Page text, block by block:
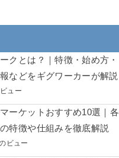
クとは？｜特徴・始め方・
などをギグワーカーが解説
ュー
ーケットおすすめ10選｜各
特徴や仕組みを徹底解説
ビュー